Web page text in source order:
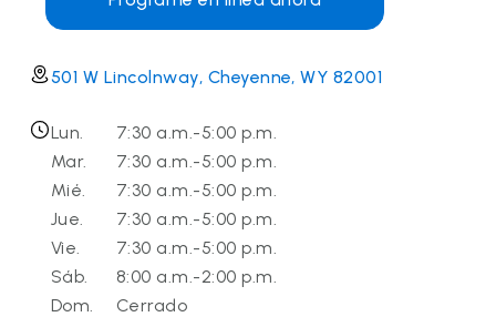
501 W Lincolnway, Cheyenne, WY 82001
Lun.
7:30 a.m.-5:00 p.m.
Mar.
7:30 a.m.-5:00 p.m.
Mié.
7:30 a.m.-5:00 p.m.
Jue.
7:30 a.m.-5:00 p.m.
Vie.
7:30 a.m.-5:00 p.m.
Sáb.
8:00 a.m.-2:00 p.m.
Dom.
Cerrado